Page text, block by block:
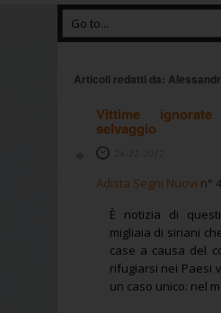
Articoli redatti da:
Vittime
selvaggio
Adista Segni Nuovi n°
È notizia di
migliaia di siriani
case a causa del
rifugiarsi nei Paesi
un caso unico: nel